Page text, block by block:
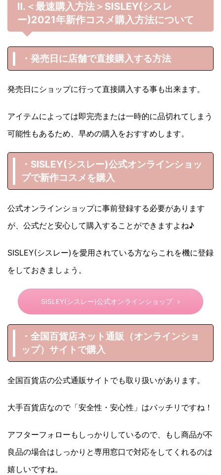
Ⅱ.＜最速購入方法＞SISLEY(シスレ
ー)2021年新作コスメ購入方法について
・発売日に店舗で直接購入する方法
発売日にショップに行って直接購入する事も出来ます。
アイテムによっては即完売または一時的に品切れてしまう
可能性もあるため、早めの購入をおすすめします。
・SISLEY(シスレー)公式オンラインショッ
プで新作コスメを購入
公式オンラインショップに事前登録する必要があります
が、公式だと安心して購入することができますよね♪
SISLEY(シスレー)を愛用されている方ならこれを機に登録
をしておきましょう。
SISLEY(シスレー)公式オンラインショップ
・全国百貨店ネット通販（オンラインショ
ップ）サイトで購入
全国百貨店の公式通販サイトでも取り扱いがあります。
大手百貨店なので「安全性・安心性」はバッチリですね！
アフターフォローもしっかりしているので、もし商品が不
良品の場合はしっかりと専用窓口で対応をしてくれるのは
嬉しいですね。